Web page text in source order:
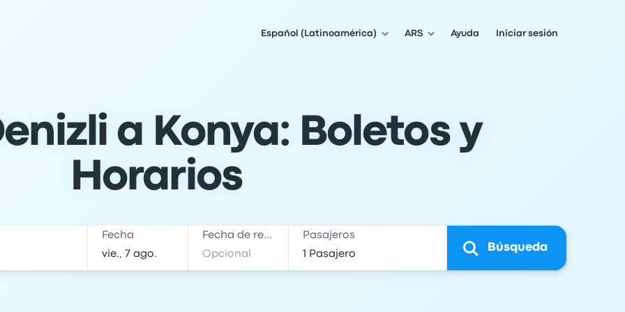
Español (Latinoamérica) ARS Ayuda Iniciar sesión
a Konya: Boletos y
Horarios
Fecha Fecha de regreso Pasajeros
Búsqueda